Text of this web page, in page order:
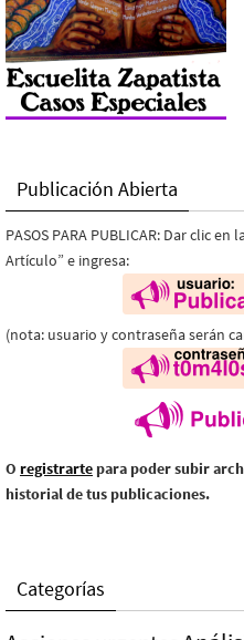
Publicación Abierta
PASOS PARA PUBLICAR: Dar clic
Artículo” e ingresa:
(nota: usuario y contraseña serán
O registrarte para poder subir
historial de tus publicaciones.
Categorías